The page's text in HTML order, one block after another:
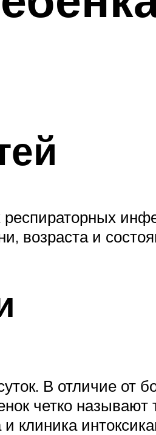
респираторных
возраста и
В отличие от
четко называют
клиника